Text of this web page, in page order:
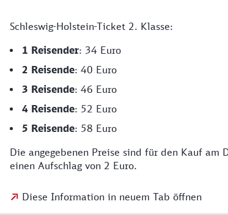
Schleswig-Holstein-Ticket 2. Klasse:
1 Reisender: 34 Euro
2 Reisende: 40 Euro
3 Reisende: 46 Euro
4 Reisende: 52 Euro
5 Reisende: 58 Euro
Die angegebenen Preise sind für den Kauf
einen Aufschlag von 2 Euro.
Diese Information in neuem Tab öffnen